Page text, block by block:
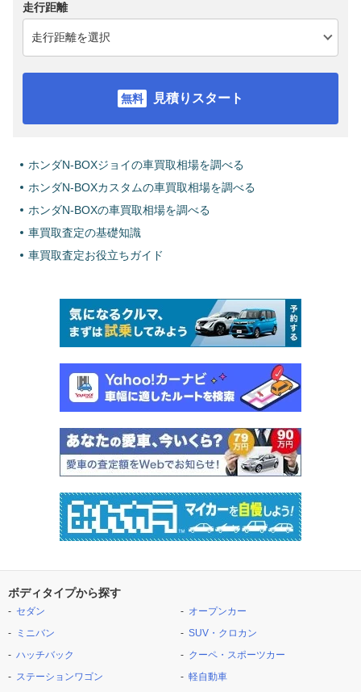
走行距離
見積りスタート
ホンダN-BOXジョイの車買取相場を調べる
ホンダN-BOXカスタムの車買取相場を調べる
ホンダN-BOXの車買取相場を調べる
車買取査定の基礎知識
車買取査定お役立ちガイド
ボディタイプから探す
セダン
ミニバン
ハッチバック
ステーションワゴン
オープンカー
SUV・クロカン
クーペ・スポーツカー
軽自動車